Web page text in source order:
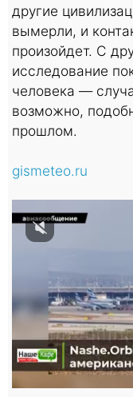
другие
вымерли, и
произойдет. С
исследование
человека —
возможно,
прошлом.
gismeteo.ru